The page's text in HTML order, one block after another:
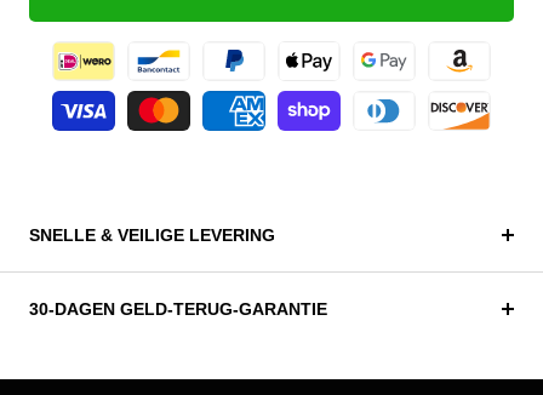
SNELLE & VEILIGE LEVERING
30-DAGEN GELD-TERUG-GARANTIE